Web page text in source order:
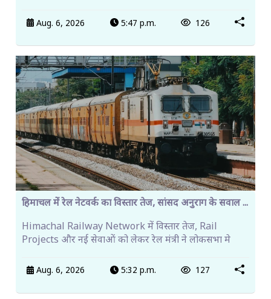
Aug. 6, 2026 5:47 p.m. 126
हिमाचल में रेल नेटवर्क का विस्तार तेज, सांसद अनुराग के सवाल ...
Himachal Railway Network में विस्तार तेज, Rail
Projects और नई सेवाओं को लेकर रेल मंत्री ने लोकसभा मे
Aug. 6, 2026 5:32 p.m. 127